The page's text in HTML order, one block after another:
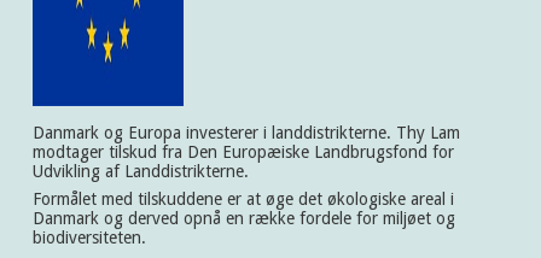
Danmark og Europa investerer i landdistrikterne. Thy Lam
modtager tilskud fra Den Europæiske Landbrugsfond for
Udvikling af Landdistrikterne.
Formålet med tilskuddene er at øge det økologiske areal i
Danmark og derved opnå en række fordele for miljøet og
biodiversiteten.